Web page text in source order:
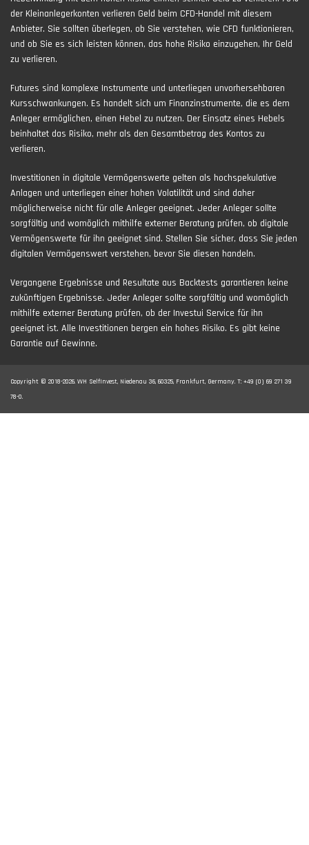
der Kleinanlegerkonten verlieren Geld beim CFD-Handel mit diesem
Anbieter. Sie sollten überlegen, ob Sie verstehen, wie CFD funktionieren,
und ob Sie es sich leisten können, das hohe Risiko einzugehen, Ihr Geld
zu verlieren.
Futures sind komplexe Instrumente und unterliegen unvorhersehbaren
Kursschwankungen. Es handelt sich um Finanzinstrumente, die es dem
Anleger ermöglichen, einen Hebel zu nutzen. Der Einsatz eines Hebels
beinhaltet das Risiko, mehr als den Gesamtbetrag des Kontos zu
verlieren.
Investitionen in digitale Vermögenswerte gelten als hochspekulative
Anlagen und unterliegen einer hohen Volatilität und sind daher
möglicherweise nicht für alle Anleger geeignet. Jeder Anleger sollte
sorgfältig und womöglich mithilfe externer Beratung prüfen, ob digitale
Vermögenswerte für ihn geeignet sind. Stellen Sie sicher, dass Sie jeden
digitalen Vermögenswert verstehen, bevor Sie diesen handeln.
Vergangene Ergebnisse und Resultate aus Backtests garantieren keine
zukünftigen Ergebnisse. Jeder Anleger sollte sorgfältig und womöglich
mithilfe externer Beratung prüfen, ob der Investui Service für ihn
geeignet ist. Alle Investitionen bergen ein hohes Risiko. Es gibt keine
Garantie auf Gewinne.
Copyright © 2018-2026. WH SelfInvest, Niedenau 36, 60325, Frankfurt, Germany. T: +49 (0) 69 271 39
78-0.